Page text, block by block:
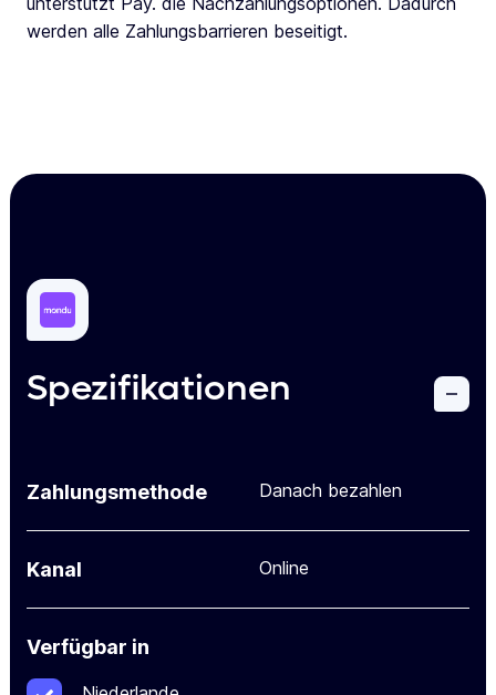
werden alle Zahlungsbarrieren beseitigt.
Spezifikationen
Zahlungsmethode Danach bezahlen
Kanal Online
Verfügbar in